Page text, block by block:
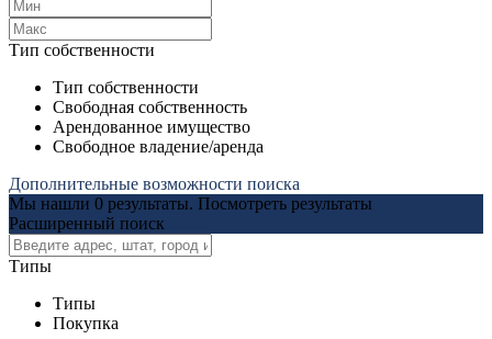
Тип собственности
Тип собственности
Свободная собственность
Арендованное имущество
Свободное владение/аренда
Дополнительные возможности поиска
Мы нашли 0 результаты. Посмотреть результаты
Расширенный поиск
Типы
Типы
Покупка